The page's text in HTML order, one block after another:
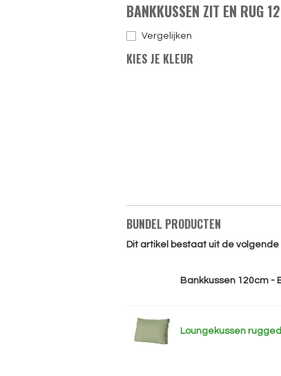
BANKKUSSEN ZIT EN RUG
Vergelijken
KIES JE KLEUR
BUNDEL PRODUCTEN
Dit artikel bestaat uit de
Bankkussen 120cm -
Loungekussen